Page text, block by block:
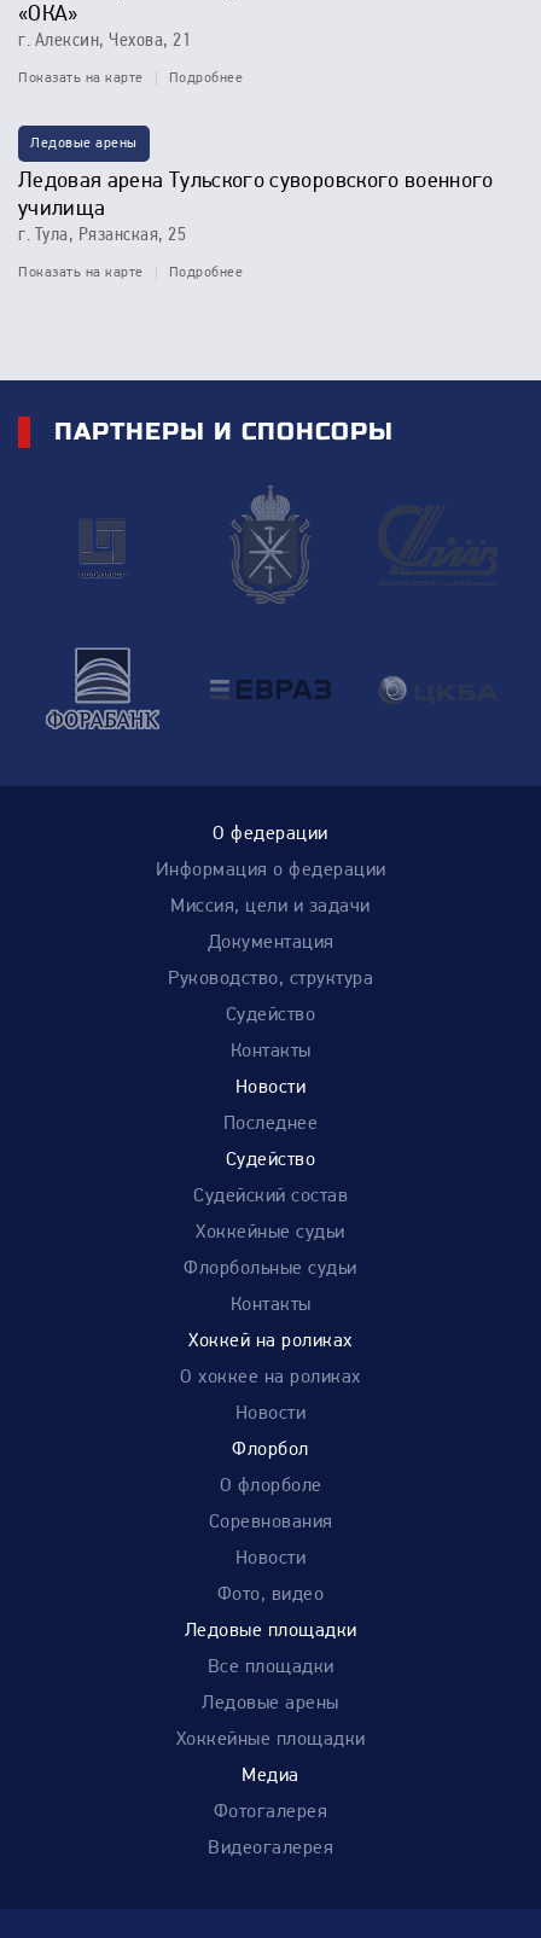
«ОКА»
г. Алексин, Чехова, 21
Показать на карте Подробнее
Ледовые арены
Ледовая арена Тульского суворовского военного
училища
г. Тула, Рязанская, 25
Показать на карте Подробнее
ПАРТНЕРЫ И СПОНСОРЫ
О федерации
Информация о федерации
Миссия, цели и задачи
Документация
Руководство, структура
Судейство
Контакты
Новости
Последнее
Судейство
Судейский состав
Хоккейные судьи
Флорбольные судьи
Контакты
Хоккей на роликах
О хоккее на роликах
Новости
Флорбол
О флорболе
Соревнования
Новости
Фото, видео
Ледовые площадки
Все площадки
Ледовые арены
Хоккейные площадки
Медиа
Фотогалерея
Видеогалерея